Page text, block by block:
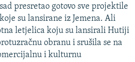
presretao gotovo sve projektile
su lansirane iz Jemena. Ali
letjelica koju su lansirali Hutiji
obranu i srušila se na
i kulturnu